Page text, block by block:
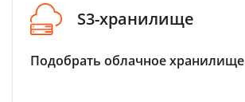
S3-хранилище
Подобрать облачное хранилище